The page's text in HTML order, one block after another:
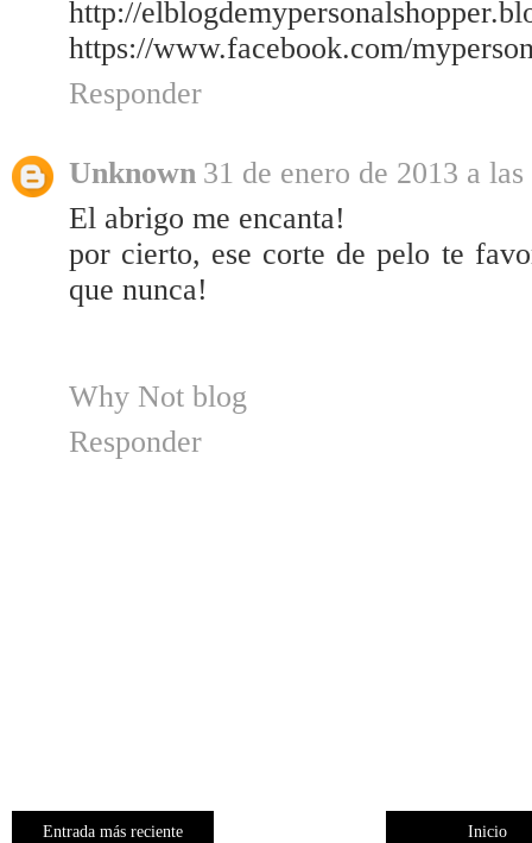
http://
https://www.facebook.com/
Responder
Unknown 31 de enero de 2013 a
El abrigo me encanta!
por cierto, ese corte de pelo te
que nunca!
Why Not blog
Responder
Entrada más reciente Inicio